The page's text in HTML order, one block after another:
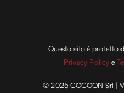
Questo sito è protetto
Privacy Policy e
© 2025 COCOON Srl |